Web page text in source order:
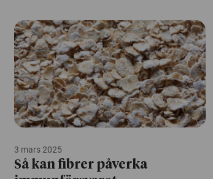
3 mars 2025
Så kan fibrer påverka